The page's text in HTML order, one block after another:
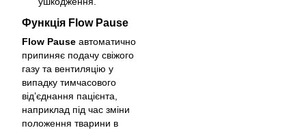
Функція Flow Pause
Flow Pause автоматично
припиняє подачу свіжого
газу та вентиляцію у
випадку тимчасового
від’єднання пацієнта,
наприклад під час зміни
положення тварини в